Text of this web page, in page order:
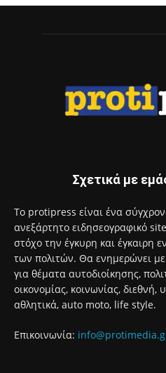
Σχετικά με
Το protipress είναι ένα
ανεξάρτητο ειδησεογραφικό
στόχο την έγκυρη και έγκαιρη
των πολιτών. Θα ενημερώνει
για θέματα αυτοδιοίκησης,
οικονομίας, κοινωνίας, διεθνή,
αθλητικά, auto moto, life style.
Επικοινωνία: